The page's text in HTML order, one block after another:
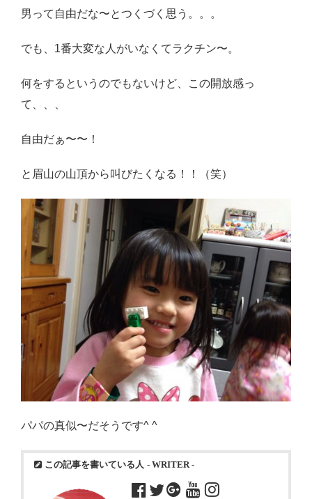
国内旅行
ベビー・キッズ
英語教えます♪
Close
男って自由だな〜とつくづく思う。。。
でも、1番大変な人がいなくてラクチン〜。
何をするというのでもないけど、この開放感っ
て、、、
自由だぁ〜〜！
と眉山の山頂から叫びたくなる！！（笑）
パパの真似〜だそうです^ ^
この記事を書いている人 - WRITER -